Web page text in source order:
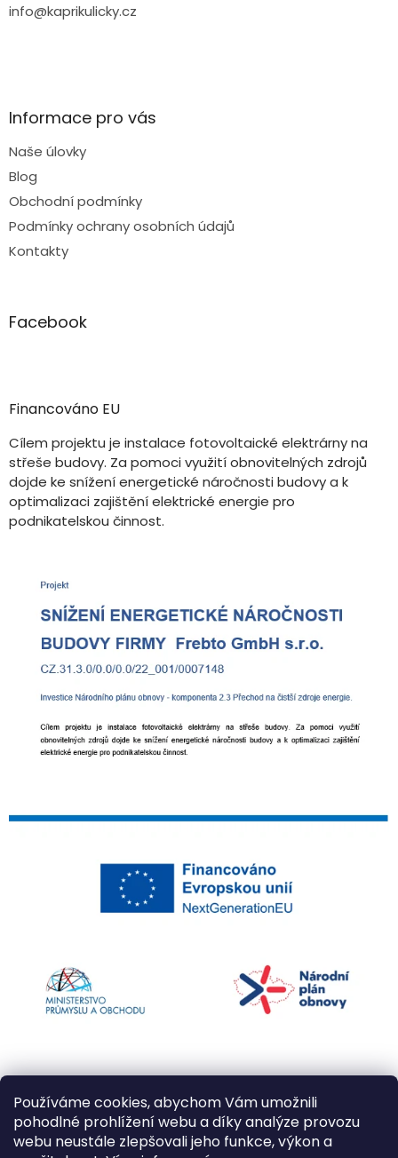
Používáme cookies, abychom Vám umožnili
pohodlné prohlížení webu a díky analýze provozu
webu neustále zlepšovali jeho funkce, výkon a
info@kaprikulicky.cz
Informace pro vás
Naše úlovky
Blog
Obchodní podmínky
Podmínky ochrany osobních údajů
Kontakty
Facebook
Financováno EU
Cílem projektu je instalace fotovoltaické elektrárny na
střeše budovy. Za pomoci využití obnovitelných zdrojů
dojde ke snížení energetické náročnosti budovy a k
optimalizaci zajištění elektrické energie pro
podnikatelskou činnost.